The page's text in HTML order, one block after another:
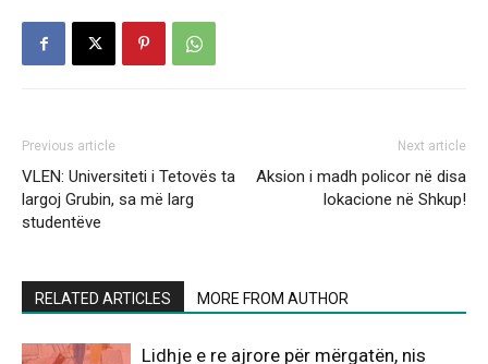
Previous article
VLEN: Universiteti i Tetovës ta
largoj Grubin, sa më larg
studentëve
Next article
Aksion i madh policor në disa
lokacione në Shkup!
RELATED ARTICLES MORE FROM AUTHOR
Lidhje e re ajrore për mërgatën, nis